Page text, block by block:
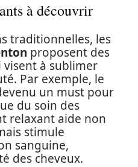
à découvrir
traditionnelles, les
proposent des
visent à sublimer
Par exemple, le
un must pour
du soin des
relaxant aide non
stimule
sanguine,
des cheveux.